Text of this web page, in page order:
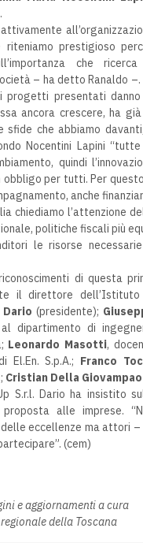
prestigioso
che
– ha detto Ranaldo –.
progetti presentati
ancora crescere, ha
che abbiamo
Nocentini Lapini
quindi
obbligo per tutti. Per
anche
chiediamo l’attenzione
politiche fiscali più
le risorse
di questa
il direttore
Dario(presidente);
dipartimento di
Leonardo Masotti,
El.En. S.p.A.; Franco
Cristian Della
S.r.l. Dario ha insistito
alle imprese.
eccellenze ma attori –
(cem)
e aggiornamenti a cura
della Toscana